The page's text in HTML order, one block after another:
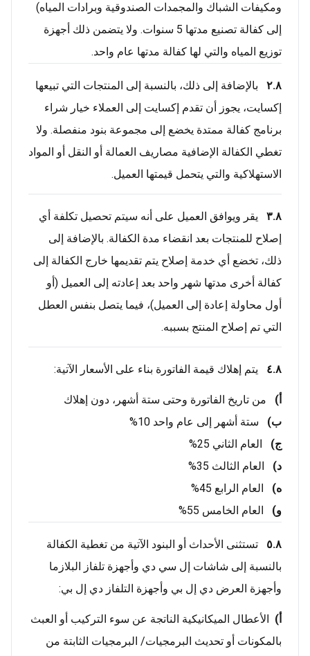
ومكيفات الشباك والمجمدات الصندوقية وبرادات المياه)
إلى كفالة تصنيع مدتها 5 سنوات. ولا يتضمن ذلك أجهزة
توزيع المياه والتي لها كفالة مدتها عام واحد.
٢.٨
بالإضافة إلى ذلك، بالنسبة إلى المنتجات التي تبيعها
إكسايت، يجوز أن تقدم إكسايت إلى العملاء خيار شراء
برنامج كفالة ممتدة يخضع إلى مجموعة بنود منفصلة. ولا
تغطي الكفالة الإضافية مصاريف العمالة أو النقل أو المواد
الاستهلاكية والتي يتحمل قيمتها العميل.
٣.٨
يقر ويوافق العميل على أنه سيتم تحصيل تكلفة أي
إصلاح للمنتجات بعد انقضاء مدة الكفالة. بالإضافة إلى
ذلك، تخضع أي خدمة إصلاح يتم تقديمها خارج الكفالة إلى
كفالة أخرى مدتها شهر واحد بعد إعادته إلى العميل (أو
أول محاولة إعادة إلى العميل)، فيما يتصل بنفس العطل
التي تم إصلاح المنتج بسببه.
٤.٨ يتم إهلاك قيمة الفاتورة بناء على الأسعار الآتية:
أ‌)
من تاريخ الفاتورة وحتى ستة أشهر، دون إهلاك
ب)
ستة أشهر إلى عام واحد 10%
ج)
العام الثاني 25%
د)
العام الثالث 35%
ه)
العام الرابع 45%
و)
العام الخامس 55%
٥.٨
تستثنى الأحداث أو البنود الآتية من تغطية الكفالة
بالنسبة إلى شاشات إل سي دي وأجهزة تلفاز البلازما
وأجهزة العرض دي إل بي وأجهزة التلفاز دي إل بي:
أ‌)
الأعطال الميكانيكية الناتجة عن سوء التركيب أو العبث
بالمكونات أو تحديث البرمجيات/ البرمجيات الثابتة من